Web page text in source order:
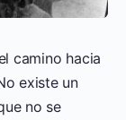
camino hacia
existe un
no se